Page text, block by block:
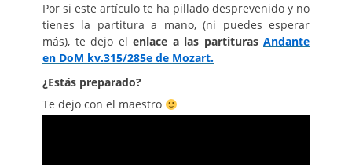
Por si este artículo te ha pillado desprevenido y no
tienes la partitura a mano, (ni puedes esperar
más), te dejo el enlace a las partituras Andante
en DoM kv.315/285e de Mozart.
¿Estás preparado?
Te dejo con el maestro